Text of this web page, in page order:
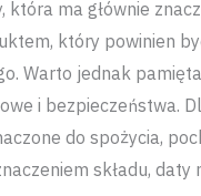
która ma głównie
który powinien
Warto jednak
i bezpieczeństwa.
do spożycia,
składu, daty